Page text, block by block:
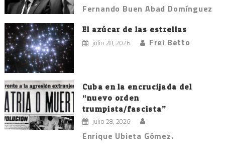
Fernando Buen Abad Domínguez
El azúcar de las estrellas
julio 28, 2026 Frei Betto
Cuba en la encrucijada del
“nuevo orden
trumpista/fascista”
julio 28, 2026
Enrique Ubieta Gómez.